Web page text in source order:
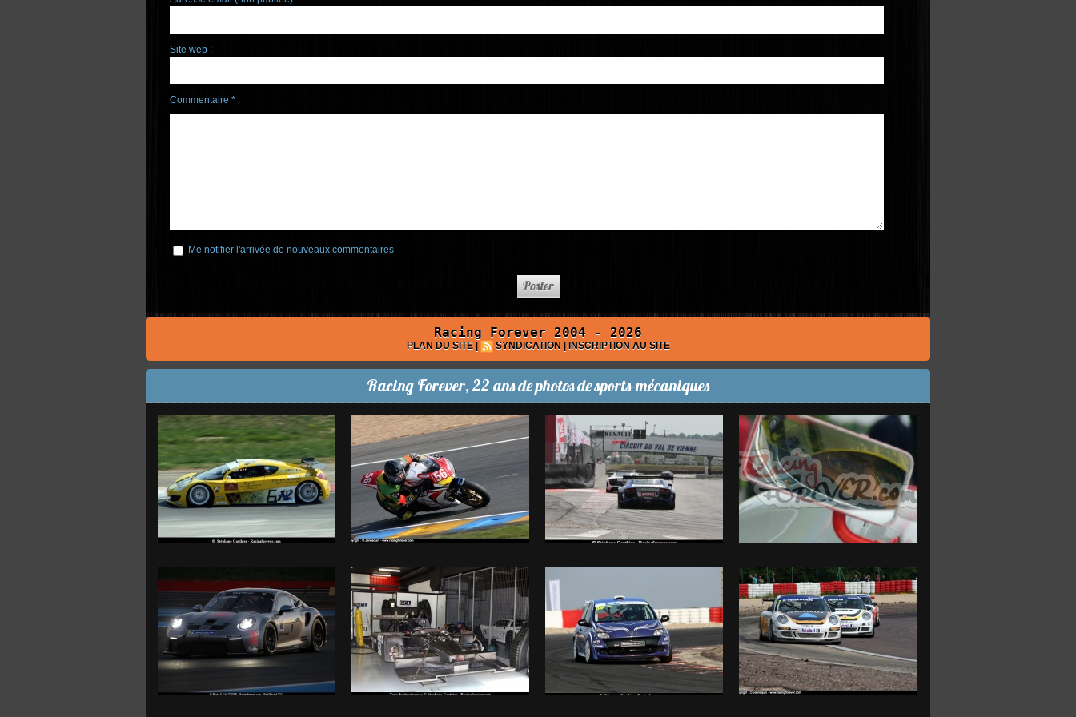
Site web :
Commentaire * :
Me notifier l'arrivée de nouveaux commentaires
Racing Forever 2004 - 2026
PLAN DU SITE | SYNDICATION | INSCRIPTION AU SITE
Racing Forever, 22 ans de photos de sports-mécaniques